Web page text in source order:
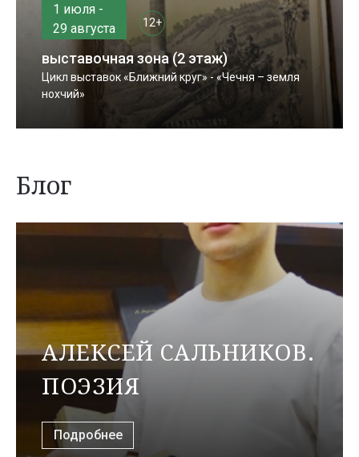
1 июля -
29 августа
12+
выставочная зона (2 этаж)
Цикл выставок «Ближний круг» - «Чечня – земля
нохчий»
Блог
АЛЕКСЕЙ САЛЬНИКОВ.
ПОЭЗИЯ
Подробнее